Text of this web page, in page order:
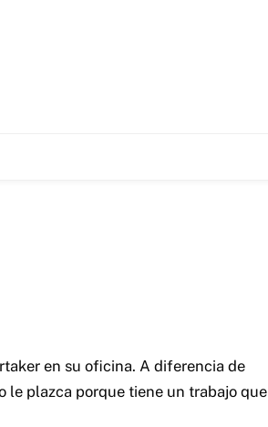
en su oficina. A diferencia de
le plazca porque tiene un trabajo que